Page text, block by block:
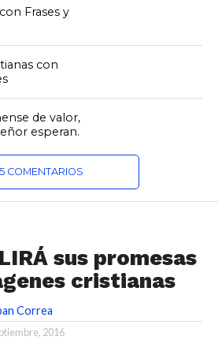
Frases y
con
de valor,
esperan.
5 COMENTARIOS
sus promesas
cristianas
Correa
2016